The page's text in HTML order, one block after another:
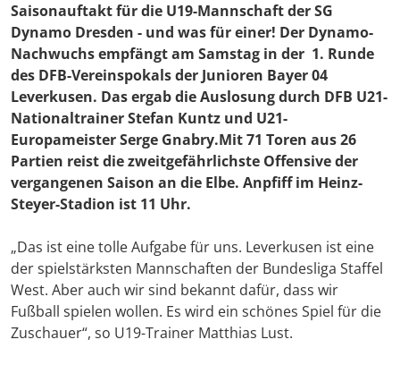
Saisonauftakt für die U19-Mannschaft der SG
Dynamo Dresden - und was für einer! Der Dynamo-
Nachwuchs empfängt am Samstag in der 1. Runde
des DFB-Vereinspokals der Junioren Bayer 04
Leverkusen. Das ergab die Auslosung durch DFB U21-
Nationaltrainer Stefan Kuntz und U21-
Europameister Serge Gnabry.Mit 71 Toren aus 26
Partien reist die zweitgefährlichste Offensive der
vergangenen Saison an die Elbe. Anpfiff im Heinz-
Steyer-Stadion ist 11 Uhr.
„Das ist eine tolle Aufgabe für uns. Leverkusen ist eine
der spielstärksten Mannschaften der Bundesliga Staffel
West. Aber auch wir sind bekannt dafür, dass wir
Fußball spielen wollen. Es wird ein schönes Spiel für die
Zuschauer“, so U19-Trainer Matthias Lust.